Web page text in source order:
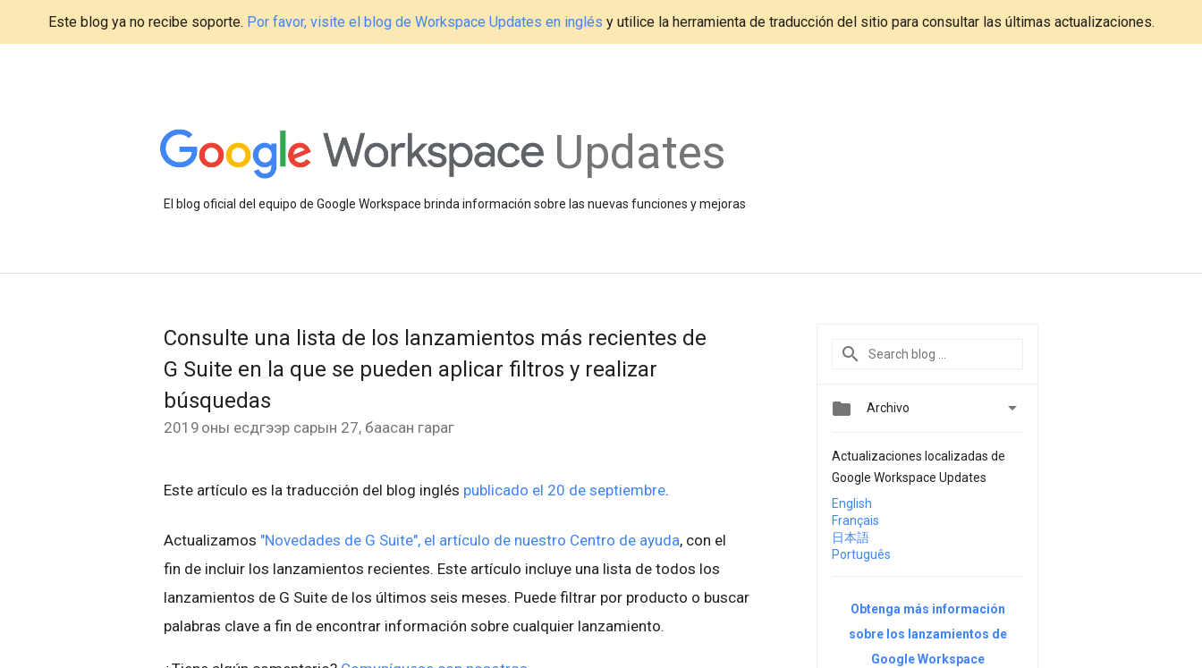
Este blog ya no recibe soporte. Por favor, visite el blog de Workspace Updates en inglés y utilice la herramienta de traducción del sitio para consultar las últimas actualizaciones.
Updates
El blog oficial del equipo de Google Workspace brinda información sobre las nuevas funciones y mejoras
Consulte una lista de los lanzamientos más recientes de
G Suite en la que se pueden aplicar filtros y realizar
búsquedas
2019 оны есдүгээр сарын 27, баасан гараг
Este artículo es la traducción del blog inglés publicado el 20 de septiembre.
Actualizamos "Novedades de G Suite", el artículo de nuestro Centro de ayuda, con el
fin de incluir los lanzamientos recientes. Este artículo incluye una lista de todos los
lanzamientos de G Suite de los últimos seis meses. Puede filtrar por producto o buscar
palabras clave a fin de encontrar información sobre cualquier lanzamiento.
 Archivo 
Actualizaciones localizadas de
Google Workspace Updates
English
Français
日本語
Português
Obtenga más información
sobre los lanzamientos de
Google Workspace